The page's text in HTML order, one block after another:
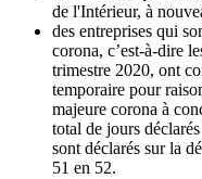
de l'Intérieur, à
des entreprises qui
corona, c’est-à-dire
trimestre 2020, ont
temporaire pour
majeure corona à
total de jours
sont déclarés sur la
51 en 52.